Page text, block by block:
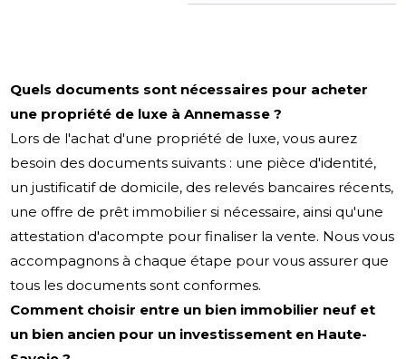
Quels documents sont nécessaires pour acheter
une propriété de luxe à Annemasse ?
Lors de l'achat d'une propriété de luxe, vous aurez
besoin des documents suivants : une pièce d'identité,
un justificatif de domicile, des relevés bancaires récents,
une offre de prêt immobilier si nécessaire, ainsi qu'une
attestation d'acompte pour finaliser la vente. Nous vous
accompagnons à chaque étape pour vous assurer que
tous les documents sont conformes.
Comment choisir entre un bien immobilier neuf et
un bien ancien pour un investissement en Haute-